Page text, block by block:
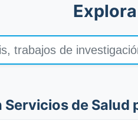
Servicios de Salud